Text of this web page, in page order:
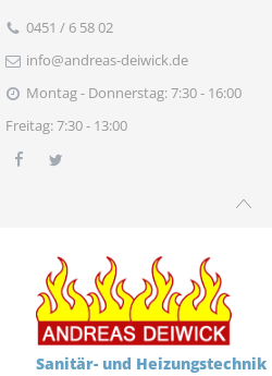
0451 / 6 58 02
info@andreas-deiwick.de
Montag - Donnerstag: 7:30 - 16:00
Freitag: 7:30 - 13:00
Sanitär- und Heizungstechnik